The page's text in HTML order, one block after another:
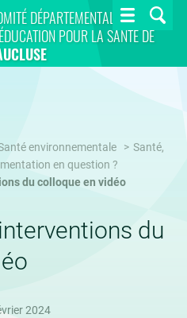
DÉPARTEMENTAL
POUR LA SANTÉ DE
environnementale
Santé,
en question ?
du colloque en vidéo
du
2024